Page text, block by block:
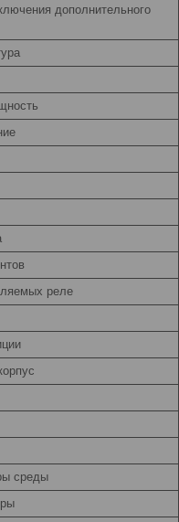
дополнительного
реле
среды